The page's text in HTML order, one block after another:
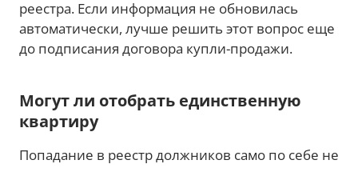
реестра. Если информация не обновилась
автоматически, лучше решить этот вопрос еще
до подписания договора купли-продажи.
Могут ли отобрать единственную
квартиру
Попадание в реестр должников само по себе не